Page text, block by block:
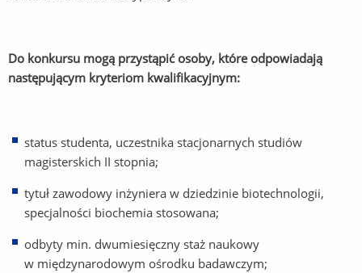
Do konkursu mogą przystąpić osoby, które odpowiadają
następującym kryteriom kwalifikacyjnym:
status studenta, uczestnika stacjonarnych studiów
magisterskich II stopnia;
tytuł zawodowy inżyniera w dziedzinie biotechnologii,
specjalności biochemia stosowana;
odbyty min. dwumiesięczny staż naukowy
w międzynarodowym ośrodku badawczym;